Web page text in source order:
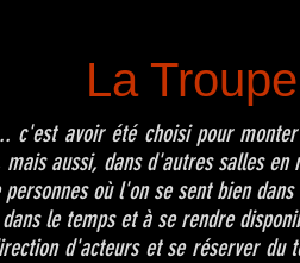
La Troupe
c'est avoir été choisi pour
aussi, dans d'autres salles en
où l'on se sent bien
le temps et à se rendre
d'acteurs et se réserver du